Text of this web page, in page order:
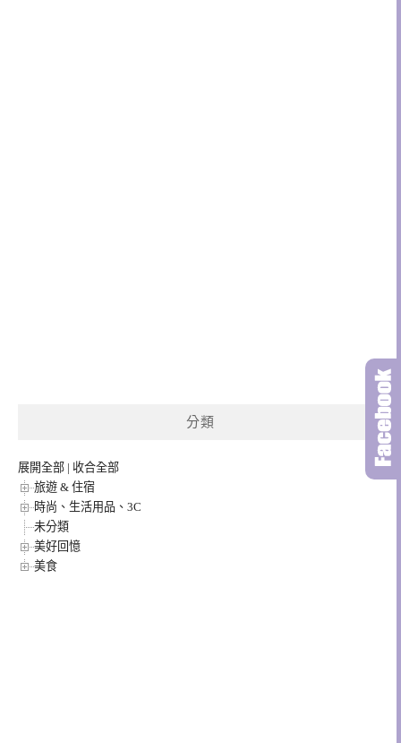
分類
展開全部 | 收合全部
旅遊 & 住宿
時尚、生活用品、3C
未分類
美好回憶
美食